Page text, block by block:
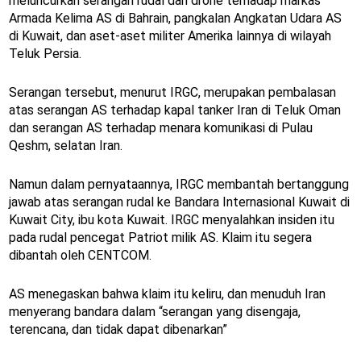
Armada Kelima AS di Bahrain, pangkalan Angkatan Udara AS
di Kuwait, dan aset-aset militer Amerika lainnya di wilayah
Teluk Persia.
Serangan tersebut, menurut IRGC, merupakan pembalasan
atas serangan AS terhadap kapal tanker Iran di Teluk Oman
dan serangan AS terhadap menara komunikasi di Pulau
Qeshm, selatan Iran.
Namun dalam pernyataannya, IRGC membantah bertanggung
jawab atas serangan rudal ke Bandara Internasional Kuwait di
Kuwait City, ibu kota Kuwait. IRGC menyalahkan insiden itu
pada rudal pencegat Patriot milik AS. Klaim itu segera
dibantah oleh CENTCOM.
AS menegaskan bahwa klaim itu keliru, dan menuduh Iran
menyerang bandara dalam “serangan yang disengaja,
terencana, dan tidak dapat dibenarkan”